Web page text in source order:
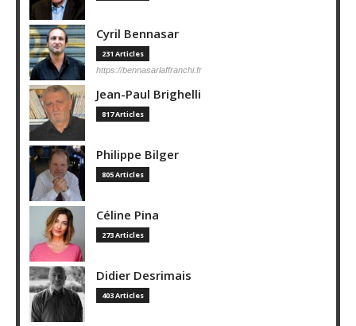
Cyril Bennasar
231 Articles
https://bennasarlaffranchi.fr
Jean-Paul Brighelli
817 Articles
Philippe Bilger
805 Articles
Céline Pina
273 Articles
Didier Desrimais
403 Articles